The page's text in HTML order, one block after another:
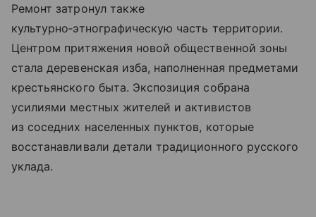
Ремонт затронул также
культурно‑этнографическую часть территории.
Центром притяжения новой общественной зоны
стала деревенская изба, наполненная предметами
крестьянского быта. Экспозиция собрана
усилиями местных жителей и активистов
из соседних населенных пунктов, которые
восстанавливали детали традиционного русского
уклада.